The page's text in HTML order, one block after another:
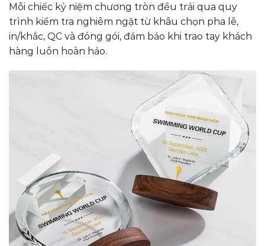
Mỗi chiếc kỷ niệm chương tròn đều trải qua quy
trình kiểm tra nghiêm ngặt từ khâu chọn pha lê,
in/khắc, QC và đóng gói, đảm bảo khi trao tay khách
hàng luôn hoàn hảo.